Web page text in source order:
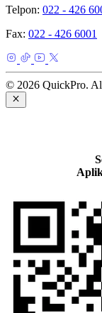
Telpon: 022 - 426
Fax: 022 - 426 6001
© 2026 QuickPro.